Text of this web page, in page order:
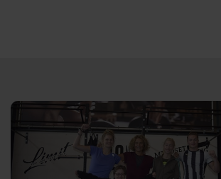
Direct door naar content